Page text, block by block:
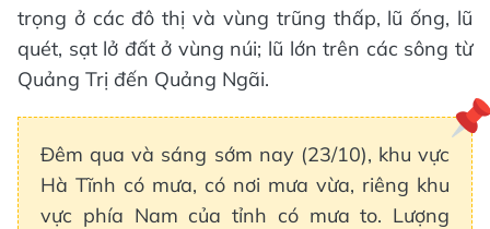
trọng ở các đô thị và vùng trũng thấp, lũ ống, lũ
quét, sạt lở đất ở vùng núi; lũ lớn trên các sông từ
Quảng Trị đến Quảng Ngãi.
Đêm qua và sáng sớm nay (23/10), khu vực
Hà Tĩnh có mưa, có nơi mưa vừa, riêng khu
vực phía Nam của tỉnh có mưa to. Lượng